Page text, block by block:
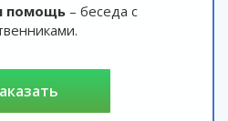
помощь – беседа с
заказать